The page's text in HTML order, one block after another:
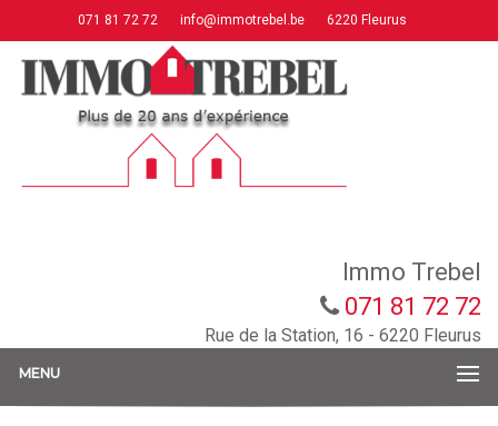
071 81 72 72 info@immotrebel.be 6220 Fleurus
Immo Trebel
071 81 72 72
Rue de la Station, 16 - 6220 Fleurus
MENU